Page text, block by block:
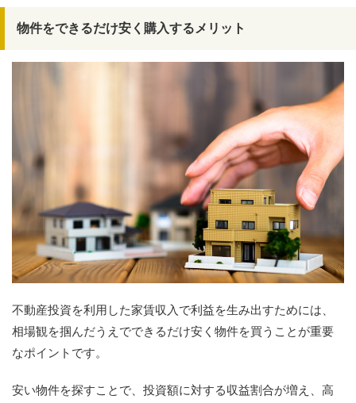
物件をできるだけ安く購入するメリット
不動産投資を利用した家賃収入で利益を生み出すためには、
相場観を掴んだうえでできるだけ安く物件を買うことが重要
なポイントです。
安い物件を探すことで、投資額に対する収益割合が増え、高